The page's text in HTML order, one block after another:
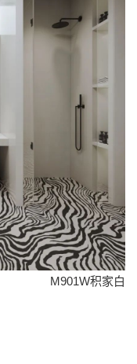
M901W积家白